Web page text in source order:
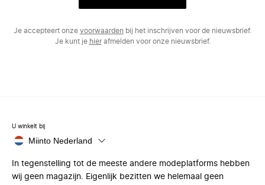
Je accepteert onze voorwaarden bij het inschrijven voor de nieuwsbrief.
Je kunt je hierafmelden voor onze nieuwsbrief.
U winkelt bij
Miinto Nederland
In tegenstelling tot de meeste andere modeplatforms hebben
wij geen magazijn. Eigenlijk bezitten we helemaal geen